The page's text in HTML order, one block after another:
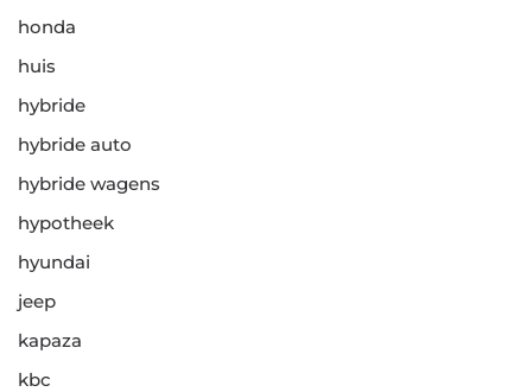
honda
huis
hybride
hybride auto
hybride wagens
hypotheek
hyundai
jeep
kapaza
kbc